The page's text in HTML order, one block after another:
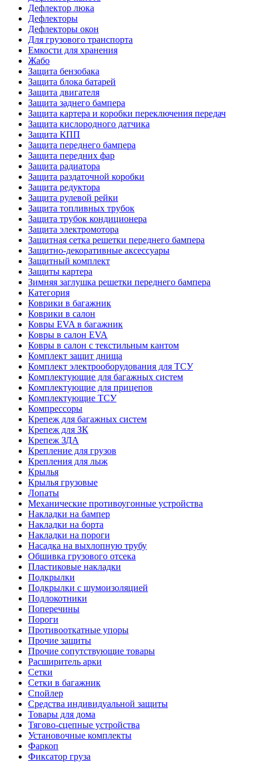
Дефлектор люка
Дефлекторы
Дефлекторы окон
Для грузового транспорта
Емкости для хранения
Жабо
Защита бензобака
Защита блока батарей
Защита двигателя
Защита заднего бампера
Защита картера и коробки переключения передач
Защита кислородного датчика
Защита КПП
Защита переднего бампера
Защита передних фар
Защита радиатора
Защита раздаточной коробки
Защита редуктора
Защита рулевой рейки
Защита топливных трубок
Защита трубок кондиционера
Защита электромотора
Защитная сетка решетки переднего бампера
Защитно-декоративные аксессуары
Защитный комплект
Защиты картера
Зимняя заглушка решетки переднего бампера
Категория
Коврики в багажник
Коврики в салон
Ковры EVA в багажник
Ковры в салон EVA
Ковры в салон с текстильным кантом
Комплект защит днища
Комплект электрооборудования для ТСУ
Комплектующие для багажных систем
Комплектующие для прицепов
Комплектующие ТСУ
Компрессоры
Крепеж для багажных систем
Крепеж для ЗК
Крепеж ЗДА
Крепление для грузов
Крепления для лыж
Крылья
Крылья грузовые
Лопаты
Механические противоугонные устройства
Накладки на бампер
Накладки на борта
Накладки на пороги
Насадка на выхлопную трубу
Обшивка грузового отсека
Пластиковые накладки
Подкрылки
Подкрылки с шумоизоляцией
Подлокотники
Поперечины
Пороги
Противооткатные упоры
Прочие защиты
Прочие сопутствующие товары
Расширитель арки
Сетки
Сетки в багажник
Спойлер
Средства индивидуальной защиты
Товары для дома
Тягово-сцепные устройства
Установочные комплекты
Фаркоп
Фиксатор груза